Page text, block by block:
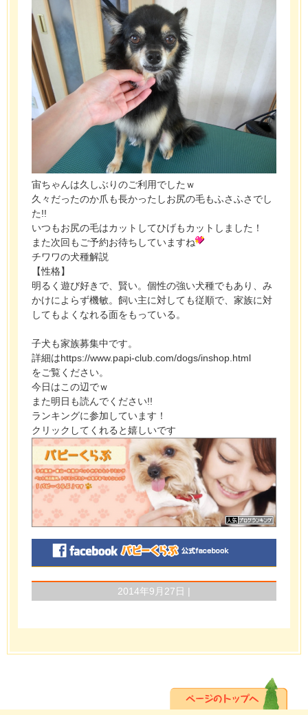
宙ちゃんは久しぶりのご利用でしたｗ
久々だったのか爪も長かったしお尻の毛もふさふさでし
た!!
いつもお尻の毛はカットしてひげもカットしました！
また次回もご予約お待ちしていますね
チワワの犬種解説
【性格】
明るく遊び好きで、賢い。個性の強い犬種でもあり、み
かけによらず機敏。飼い主に対しても従順で、家族に対
してもよくなれる面をもっている。
子犬も家族募集中です。
詳細はhttps://www.papi-club.com/dogs/inshop.html
をご覧ください。
今日はこの辺でｗ
また明日も読んでください!!
ランキングに参加しています！
クリックしてくれると嬉しいです
2014年9月27日 |